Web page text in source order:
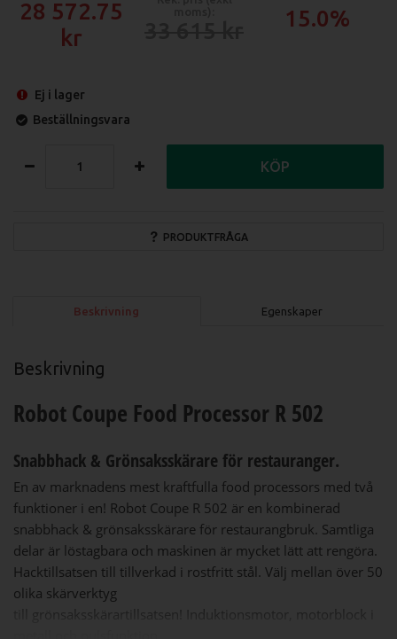
28 572.75 15.0%
Ej i lager
Beställningsvara
PRODUKTFRÅGA
KÖP
Beskrivning Egenskaper
Beskrivning
Robot Coupe Food Processor R 502
Snabbhack & Grönsaksskärare för restauranger.
En av marknadens mest kraftfulla food processors med två
funktioner i en! Robot Coupe R 502 är en kombinerad
snabbhack & grönsaksskärare för restaurangbruk. Samtliga
delar är löstagbara och maskinen är mycket lätt att rengöra.
Hacktillsatsen till tillverkad i rostfritt stål. Välj mellan över 50
olika skärverktyg
till grönsaksskärartillsatsen! Induktionsmotor, motorblock i